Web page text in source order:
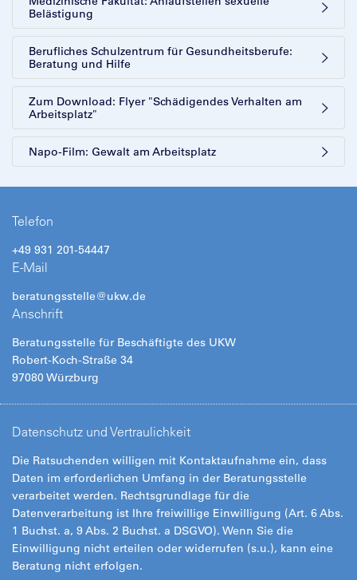
Belästigung
Berufliches Schulzentrum für Gesundheitsberufe:
Beratung und Hilfe
Zum Download: Flyer "Schädigendes Verhalten am
Arbeitsplatz"
Napo-Film: Gewalt am Arbeitsplatz
Telefon
+49 931 201-54447
E-Mail
beratungsstelle@ukw.de
Anschrift
Beratungsstelle für Beschäftigte des UKW
Robert-Koch-Straße 34
97080 Würzburg
Datenschutz und Vertraulichkeit
Die Ratsuchenden willigen mit Kontaktaufnahme ein, dass
Daten im erforderlichen Umfang in der Beratungsstelle
verarbeitet werden. Rechtsgrundlage für die
Datenverarbeitung ist Ihre freiwillige Einwilligung (Art. 6 Abs.
1 Buchst. a, 9 Abs. 2 Buchst. a DSGVO). Wenn Sie die
Einwilligung nicht erteilen oder widerrufen (s.u.), kann eine
Beratung nicht erfolgen.